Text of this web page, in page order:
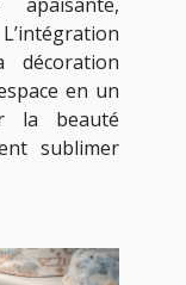
décoration
en un
la beauté
sublimer